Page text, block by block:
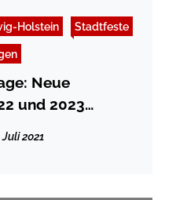
Holstein Stadtfeste
Neue
und 2023
bis 30.
Juli 2021